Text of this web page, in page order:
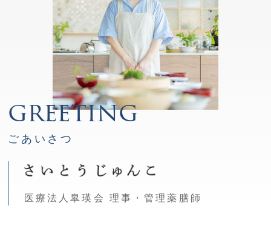
greeting
ごあいさつ
医療法人皐瑛会 理事・管理薬膳師